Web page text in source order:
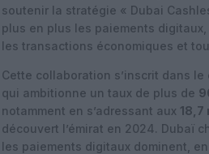
soutenir la stratégie « Dubai
plus en plus les paiements
les transactions économiques et
Cette collaboration s’inscrit dans le
qui ambitionne un taux de plus de
notamment en s’adressant aux 18,7
découvert l’émirat en 2024. Dubaï
les paiements digitaux dominent,